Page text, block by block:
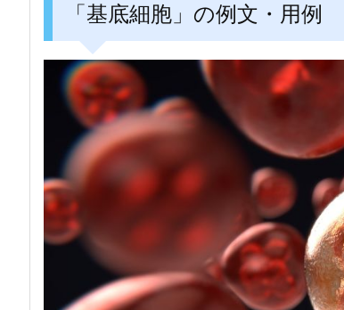
「基底細胞」の例文・用例